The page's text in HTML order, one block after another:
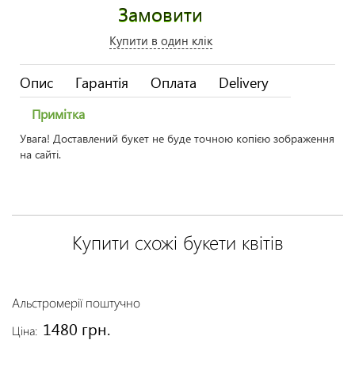
Замовити
Купити в один клік
Опис Гарантія Оплата Delivery
Примітка
Увага! Доставлений букет не буде точною копією зображення
на сайті.
Купити схожі букети квітів
Альстромерії поштучно
Ціна: 1480 грн.